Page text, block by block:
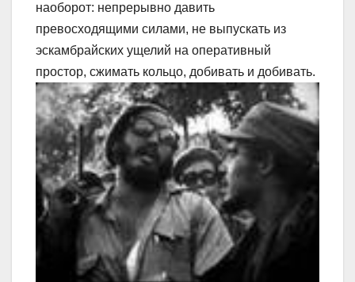
наоборот: непрерывно давить
превосходящими силами, не выпускать из
эскамбрайских ущелий на оперативный
простор, сжимать кольцо, добивать и добивать.